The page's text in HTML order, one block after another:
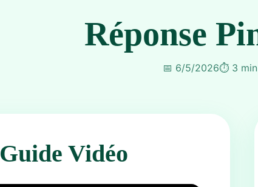
Réponse
📅 6/5/2026⏱️ 3 min
Guide Vidéo